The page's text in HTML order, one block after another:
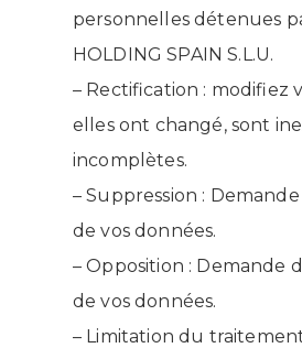
personnelles détenues
HOLDING SPAIN S.L.U.
– Rectification : modifiez
elles ont changé, sont
incomplètes.
– Suppression :
de vos données.
– Opposition : Demande
de vos données.
– Limitation du